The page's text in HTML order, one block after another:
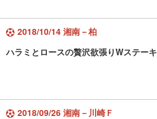
2018/10/14 湘南－柏
ハラミとロースの贅沢欲張りWステーキ
2018/09/26 湘南－川崎Ｆ